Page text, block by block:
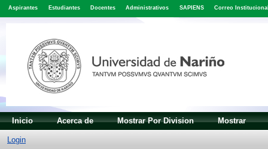
Aspirantes Estudiantes Docentes Administrativos SAPIENS Correo
Inicio Acerca de Mostrar Por Division Mostrar
Login